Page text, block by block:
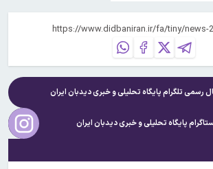
رسمی تلگرام پایگاه تحلیلی و خبریدیدبان ایران
پایگاه تحلیلی و خبریدیدبان ایران